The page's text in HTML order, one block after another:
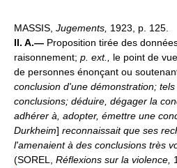
MASSIS, Jugements, 1923, p. 125.
II. A.— Proposition tirée des
raisonnement; p. ext.,
le point de
de personnes énonçant ou
conclusion d'une démonstration;
conclusions; déduire, dégager la
adhérer à, adopter, émettre une
Durkheim] reconnaissait que ses
l'amenaient à des conclusions très
(SOREL, Réflexions sur la violence,